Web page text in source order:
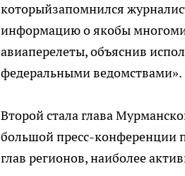
которыйзапомнился
информацию о якобы
авиаперелеты, объяснив
федеральными ведомствами».
Второй стала глава
большой пресс-конференции
глав регионов, наиболее